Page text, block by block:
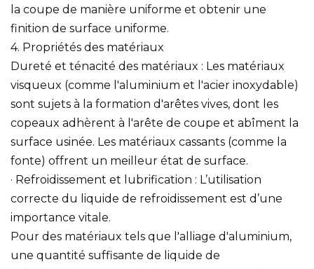
la coupe de manière uniforme et obtenir une
finition de surface uniforme.
4. Propriétés des matériaux
Dureté et ténacité des matériaux : Les matériaux
visqueux (comme l'aluminium et l'acier inoxydable)
sont sujets à la formation d'arêtes vives, dont les
copeaux adhèrent à l'arête de coupe et abîment la
surface usinée. Les matériaux cassants (comme la
fonte) offrent un meilleur état de surface.
· Refroidissement et lubrification : L’utilisation
correcte du liquide de refroidissement est d’une
importance vitale.
Pour des matériaux tels que l'alliage d'aluminium,
une quantité suffisante de liquide de